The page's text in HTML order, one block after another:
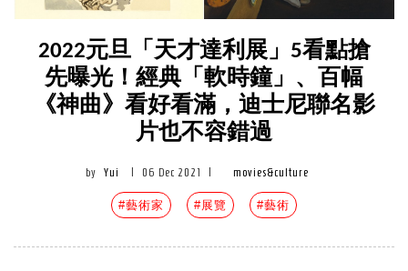
2022元旦「天才達利展」5看點搶
先曝光！經典「軟時鐘」、百幅
《神曲》看好看滿，迪士尼聯名影
片也不容錯過
by Yui 06 Dec 2021 movies&culture
#藝術家 #展覽 #藝術